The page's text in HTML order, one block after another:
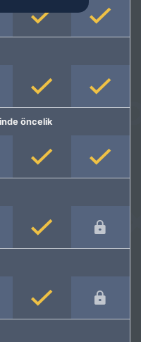
öncelik